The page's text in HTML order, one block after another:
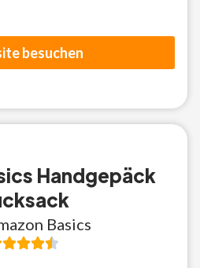
besuchen
Handgepäck
Basics